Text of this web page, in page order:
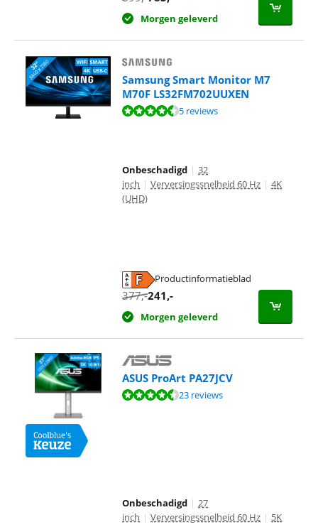
Morgen geleverd
Samsung Smart Monitor M7
M70F LS32FM702UUXEN
Beoordeling is 8,8 van de 10, gebaseerd op 5 reviews.
5 reviews
Onbeschadigd | 32
inch | Verversingssnelheid 60 Hz | 4K
(UHD)
Productinformatieblad
377,-241,-
Morgen geleverd
ASUS ProArt PA27JCV
Beoordeling is 8,9 van de 10, gebaseerd op 23 reviews.
23 reviews
Onbeschadigd | 27
inch | Verversingssnelheid 60 Hz | 5K